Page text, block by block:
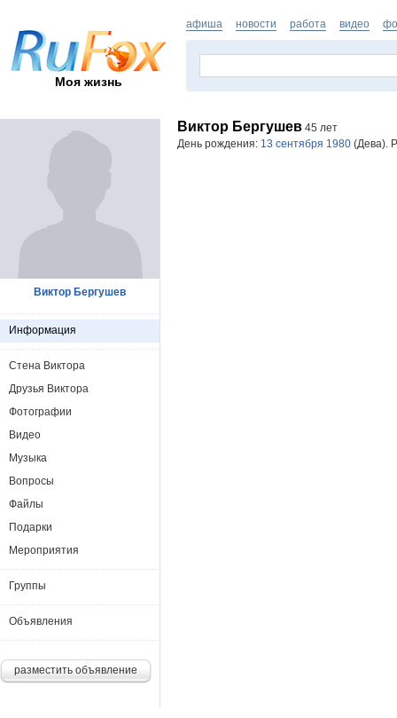
Моя жизнь
афиша новости работа видео
Виктор Бергушев 45 лет
День рождения: 13 сентября 1980 (Дева).
Виктор Бергушев
Информация
Стена Виктора
Друзья Виктора
Фотографии
Видео
Музыка
Вопросы
Файлы
Подарки
Мероприятия
Группы
Объявления
разместить объявление